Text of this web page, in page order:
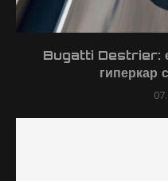
Bugatti Destrier:
гиперкар